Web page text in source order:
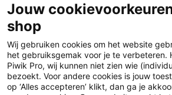
Jouw
shop
Wij gebruiken cookies om het website
het gebruiksgemak voor je te verbeteren.
Piwik Pro, wij kunnen niet zien wie
bezoekt. Voor andere cookies is jouw
op ‘Alles accepteren’ klikt, dan ga je